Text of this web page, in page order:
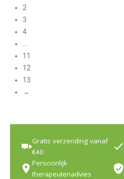
2
3
4
11
12
13
→
Gratis verzending vanaf
€40
Persoonlijk
therapeutenadvies